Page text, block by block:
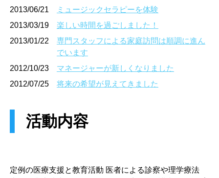
2013/06/21
ミュージックセラピーを体験
2013/03/19
楽しい時間を過ごしました！
2013/01/22
専門スタッフによる家庭訪問は順調に進ん
でいます
2012/10/23
マネージャーが新しくなりました
2012/07/25
将来の希望が見えてきました
活動内容
定例の医療支援と教育活動 医者による診察や理学療法